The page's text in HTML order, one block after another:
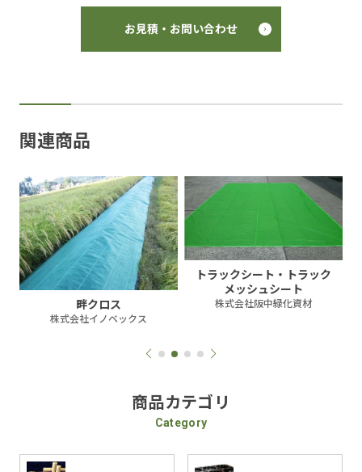
お見積・お問い合わせ
関連商品
畔クロス
株式会社イノベックス
トラックシート・トラック
メッシュシート
株式会社阪中緑化資材
商品カテゴリ
Category